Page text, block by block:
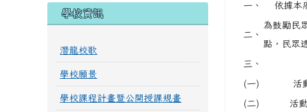
一、 依據本
二、
為鼓勵民
點，民眾
三、
(一) 活
(二) 活
學校資訊
潛龍校歌
學校願景
學校課程計畫暨公開授課規畫